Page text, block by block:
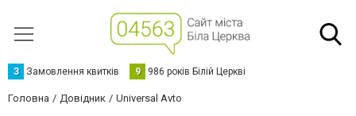
З Замовлення квитків 9 986 років Білій Церкві
Головна Довідник Universal Avto